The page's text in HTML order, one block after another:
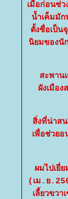
เมื่อก่อนช่
น้ำเค็มมั
ตั้งชื่อเป็น
นิยมของนั
สะพาน
ผังเมือ
สิ่งที่น่าส
เพื่อช่วย
ผมไปเยี่
(เม.ย
เลี้ยวขว